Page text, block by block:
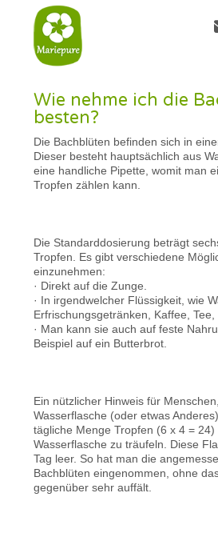
Wie nehme ich die
besten?
Die Bachblüten befinden sich in
Dieser besteht hauptsächlich aus
eine handliche Pipette, womit man
Tropfen zählen kann.
Die Standarddosierung beträgt
Tropfen. Es gibt verschiedene
einzunehmen:
· Direkt auf die Zunge.
· In irgendwelcher Flüssigkeit, wie
Erfrischungsgetränken, Kaffee, Tee,
· Man kann sie auch auf feste
Beispiel auf ein Butterbrot.
Ein nützlicher Hinweis für
Wasserflasche (oder etwas
tägliche Menge Tropfen (6 x 4 =
Wasserflasche zu träufeln. Diese
Tag leer. So hat man die
Bachblüten eingenommen, ohne
gegenüber sehr auffält.